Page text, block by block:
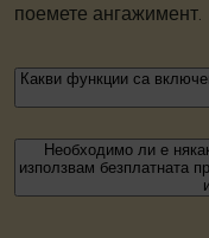
поемете ангажимент.
Какви функции са
Необходимо ли е
използвам безплатната